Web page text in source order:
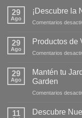
29
Ago
¡Descubre la
Comentarios
29
Ago
Productos de
Comentarios
29
Ago
Mantén tu
Garden
Comentarios
11 Descubre